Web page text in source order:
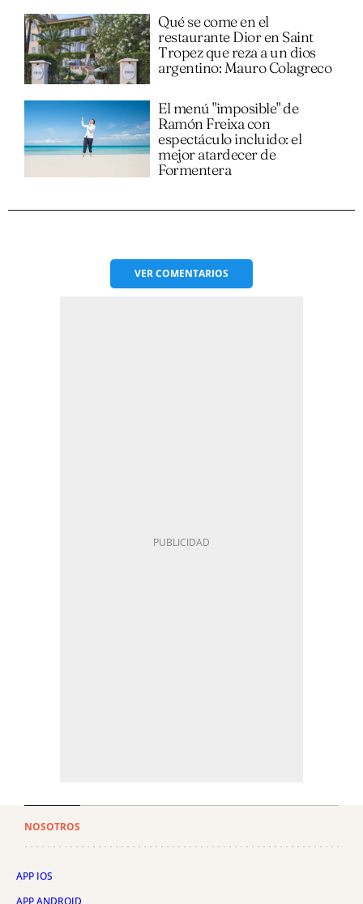
Qué se come en el
restaurante Dior en Saint
Tropez que reza a un dios
argentino: Mauro Colagreco
El menú "imposible" de
Ramón Freixa con
espectáculo incluido: el
mejor atardecer de
Formentera
VERCOMENTARIOS
NOSOTROS
APP IOS